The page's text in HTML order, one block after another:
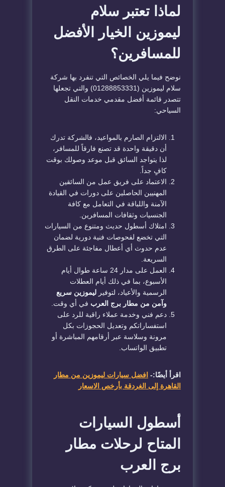
لماذا تعتبر سلام
ليموزين الخيار الأفضل
للمسافرين؟
نوضح فيما يلي الخصائص التي تنفرد بها شركة
سلام ليموزين (01288853331) والتي تجعلها
تتصدر قائمة أفضل مقدمي خدمات النقل
السياحي:
الالتزام الصارم بالمواعيد، فالشركة تدرك
أن دقيقة واحدة قد تصنع فارقاً للمسافر،
لذا يتواجد السائق قبل موعد وصولك بوقت
كافٍ جداً.
الاعتماد على فريق عمل من السائقين
المهنيين الحاصلين على دورات في القيادة
الآمنة واللباقة في التعامل مع كافة
الجنسيات وثقافات المسافرين.
امتلاك أسطول حديث ومتنوع من السيارات
التي تخضع لفحوصات فنية دورية لضمان
عدم حدوث أي أعطال مفاجئة على الطرق
السريعة.
العمل على مدار 24 ساعة طوال أيام
الأسبوع، بما في ذلك أيام العطلات
الرسمية والأعياد، لتوفير ليموزين سريع
وآمن من مطار برج العرب في أي وقت.
دعم فني وخدمة عملاء راقية للرد على
استفساراتكم وتعديل الحجوزات بكل
مرونة وسلاسة عبر أرقامهم المباشرة أو
تطبيق الواتساب.
اقرأ أيضًا:- افضل سيارات ليموزين من مطار
القاهرة إلى الغردقة بأرخص الاسعار
أسطول السيارات
المتاح لرحلات مطار
برج العرب